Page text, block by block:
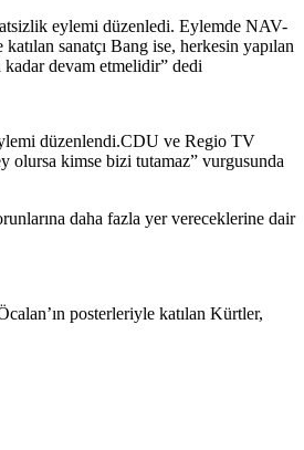
eylemi düzenledi. Eylemde NAV-
sanatçı Bang ise, herkesin yapılan
devam etmelidir” dedi
düzenlendi.CDU ve Regio TV
olursa kimse bizi tutamaz” vurgusunda
daha fazla yer vereceklerine dair
posterleriyle katılan Kürtler,